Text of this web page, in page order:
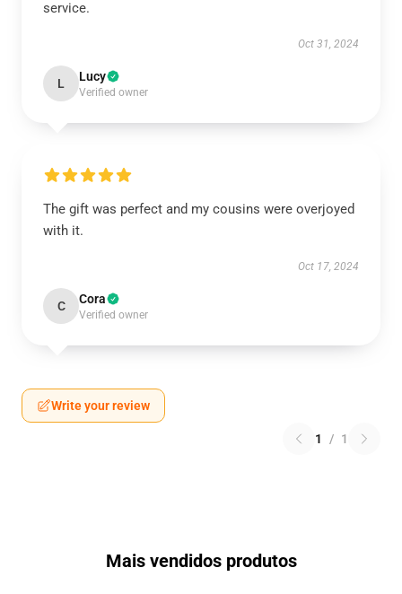
service.
Oct 31, 2024
L Lucy
Verified owner
The gift was perfect and my cousins were overjoyed
with it.
Oct 17, 2024
C Cora
Verified owner
Write your review
1 / 1
Mais vendidos produtos